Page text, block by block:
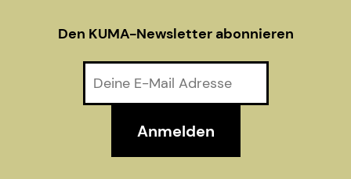
Den KUMA-Newsletter abonnieren